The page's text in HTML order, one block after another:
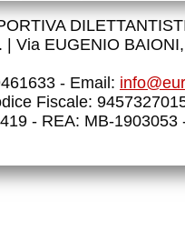
| Via EUGENIO
- Email:
Fiscale:
- REA: MB-